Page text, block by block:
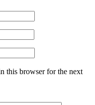
this browser for the next